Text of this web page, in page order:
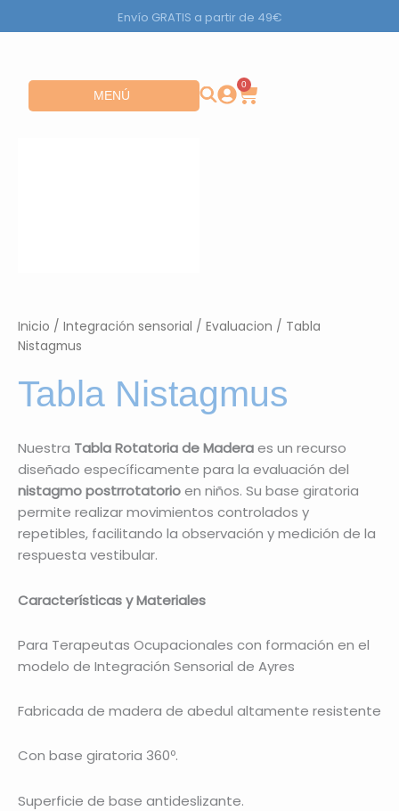
al
Envío GRATIS a partir de 49€
MENÚ Abrir MENÚ 0
Carrito
Inicio / Integración sensorial / Evaluacion / Tabla
Nistagmus
Tabla Nistagmus
Nuestra Tabla Rotatoria de Maderaes un recurso
diseñado específicamente para la evaluación del
nistagmo postrrotatorioen niños. Su base giratoria
permite realizar movimientos controlados y
repetibles, facilitando la observación y medición de la
respuesta vestibular.
Características y Materiales
Para Terapeutas Ocupacionales con formación en el
modelo de Integración Sensorial de Ayres
Fabricada de madera de abedul altamente resistente
Con base giratoria 360º.
Superficie de base antideslizante.